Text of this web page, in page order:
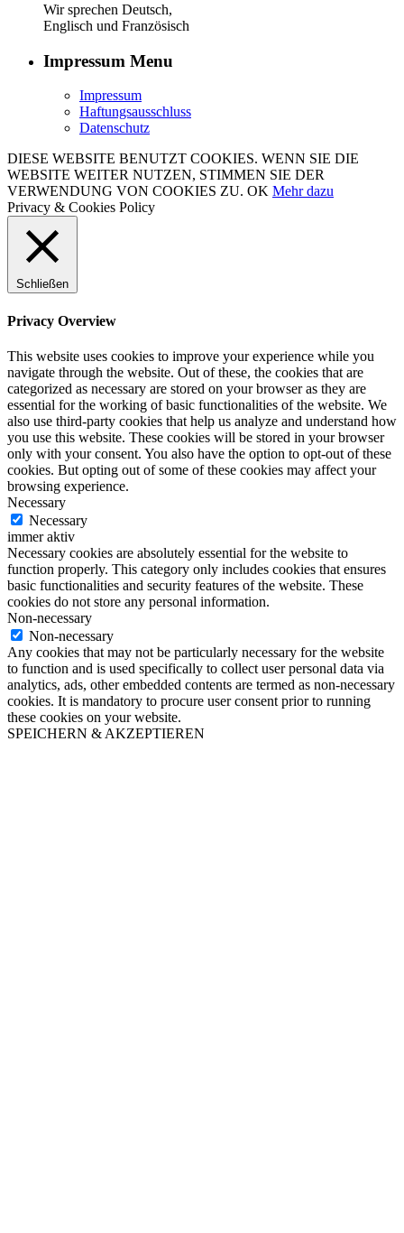
Wir sprechen Deutsch,
Englisch und Französisch
Impressum Menu
Impressum
Haftungsausschluss
Datenschutz
DIESE WEBSITE BENUTZT COOKIES. WENN SIE DIE
WEBSITE WEITER NUTZEN, STIMMEN SIE DER
VERWENDUNG VON COOKIES ZU. OK Mehr dazu
Privacy & Cookies Policy
Schließen
Privacy Overview
This website uses cookies to improve your experience while you
navigate through the website. Out of these, the cookies that are
categorized as necessary are stored on your browser as they are
essential for the working of basic functionalities of the website. We
also use third-party cookies that help us analyze and understand how
you use this website. These cookies will be stored in your browser
only with your consent. You also have the option to opt-out of these
cookies. But opting out of some of these cookies may affect your
browsing experience.
Necessary
Necessary
immer aktiv
Necessary cookies are absolutely essential for the website to
function properly. This category only includes cookies that ensures
basic functionalities and security features of the website. These
cookies do not store any personal information.
Non-necessary
Non-necessary
Any cookies that may not be particularly necessary for the website
to function and is used specifically to collect user personal data via
analytics, ads, other embedded contents are termed as non-necessary
cookies. It is mandatory to procure user consent prior to running
these cookies on your website.
SPEICHERN & AKZEPTIEREN